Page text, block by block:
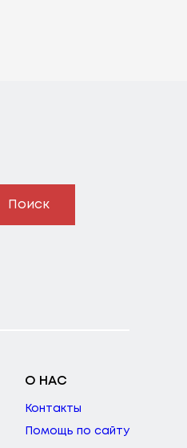
Поиск
О НАС
Контакты
Помощь по сайту